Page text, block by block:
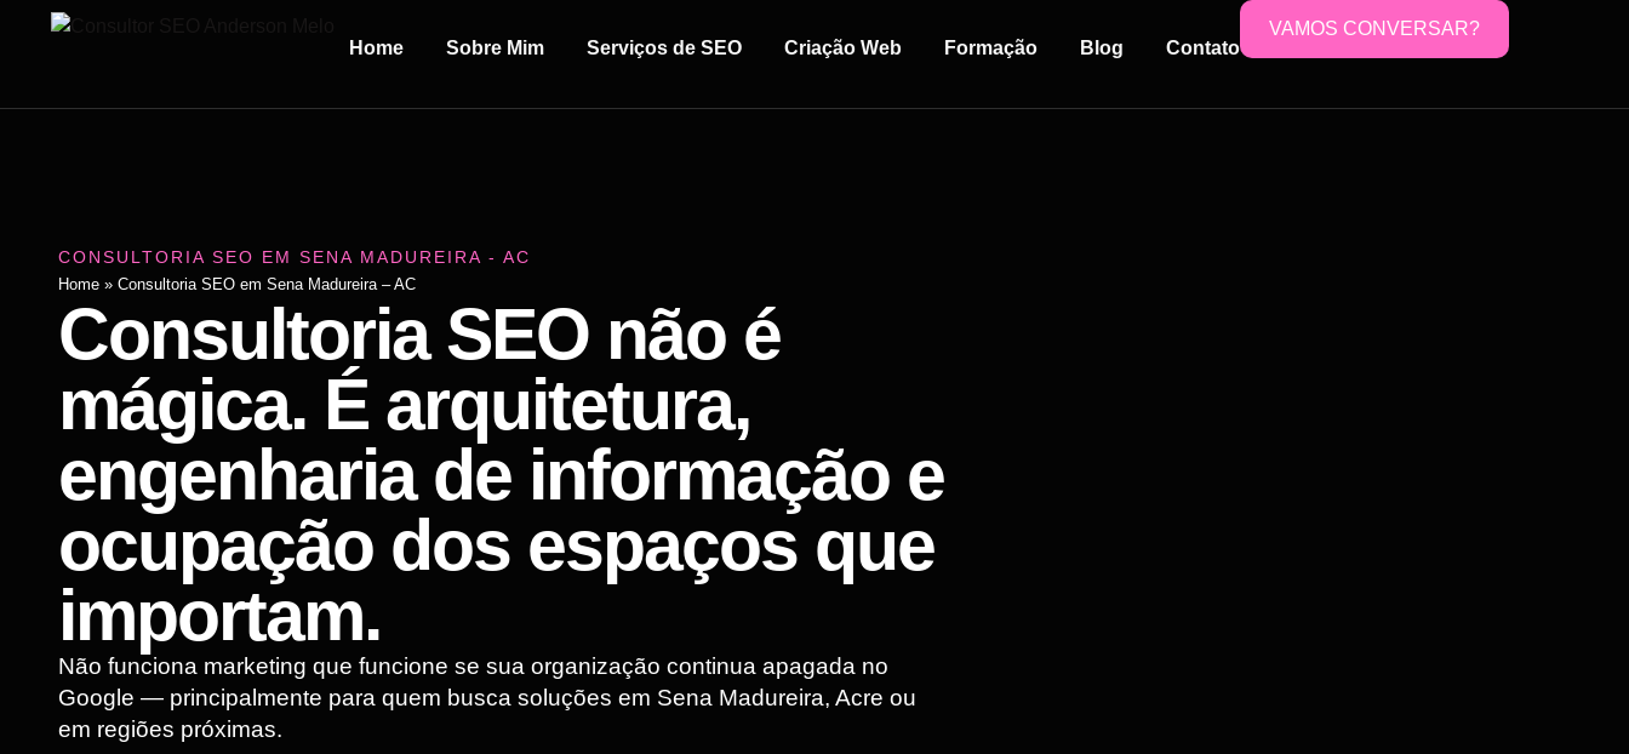
Home Sobre Mim Serviços de SEO Criação Web Formação Blog Contato
VAMOS CONVERSAR?
CONSULTORIA SEO EM SENA MADUREIRA - AC
Home » Consultoria SEO em Sena Madureira – AC
Consultoria SEO não é
mágica. É arquitetura,
engenharia de informação e
ocupação dos espaços que
importam.
Não funciona marketing que funcione se sua organização continua apagada no
Google — principalmente para quem busca soluções em Sena Madureira, Acre ou
em regiões próximas.